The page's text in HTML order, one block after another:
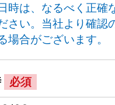
時は、なるべく正確
さい。 当社より確認
場合がございます。
必須